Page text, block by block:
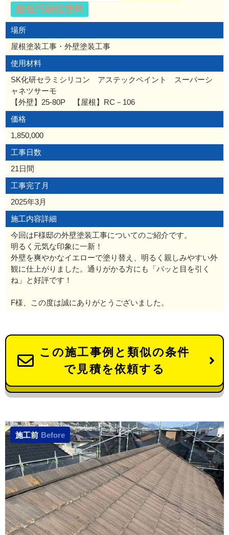
超低汚染性塗料
場所
屋根塗装工事・外壁塗装工事
使用材料
SK化研セラミシリコン アステックペイント スーパーシ
ャネツサーモ
【外壁】25-80P 【屋根】RC－106
価格
1,850,000
工事日数
21日間
工事完了月
2025年3月
施工内容詳細
今回はF様邸の外壁塗装工事についてのご紹介です。
明るく元気な印象に一新！
外壁を爽やかなイエローで塗り替え、明るく親しみやすい外
観に仕上がりました。通りがかる方にも「パッと目を引く
ね」と好評です！
F様、この度は誠にありがとうございました。
この施工事例と類似の条件
で見積を依頼する
施工前 Before